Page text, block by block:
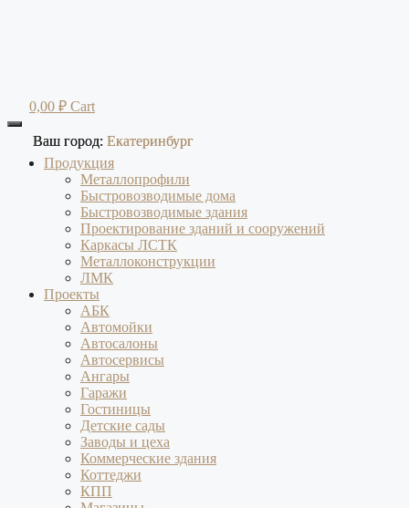
0,00 ₽ Cart
Продукция
Металлопрофили
Быстровозводимые дома
Быстровозводимые здания
Проектирование зданий и сооружений
Каркасы ЛСТК
Металлоконструкции
ЛМК
Проекты
АБК
Автомойки
Автосалоны
Автосервисы
Ангары
Гаражи
Гостиницы
Детские сады
Заводы и цеха
Коммерческие здания
Коттеджи
КПП
Ваш город: Екатеринбург
Ваш город: Екатеринбург